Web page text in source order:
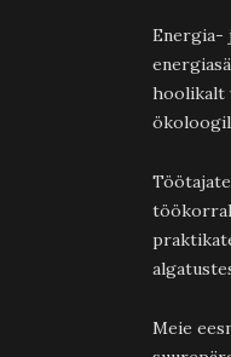
Energia-
hoolikalt
Meie